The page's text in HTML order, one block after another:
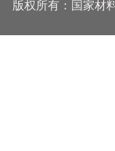
版权所有：国家材